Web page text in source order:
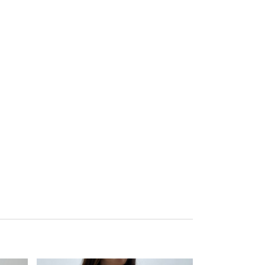
Este producto tiene múltiples variantes. Las opciones se pueden elegir en la página de producto Este producto tiene múltiples variantes. Las opciones se pueden elegir en la página de producto